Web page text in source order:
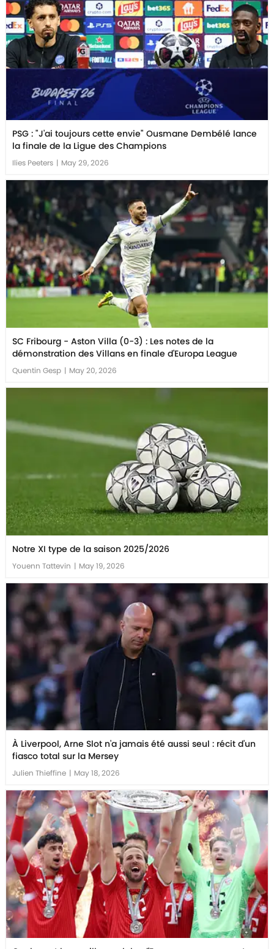
PSG : "J'ai toujours cette envie" Ousmane Dembélé lance
la finale de la Ligue des Champions
Ilies Peeters | May 29, 2026
SC Fribourg - Aston Villa (0-3) : Les notes de la
démonstration des Villans en finale d'Europa League
Quentin Gesp | May 20, 2026
Notre XI type de la saison 2025/2026
Youenn Tattevin | May 19, 2026
À Liverpool, Arne Slot n'a jamais été aussi seul : récit d'un
fiasco total sur la Mersey
Julien Thieffine | May 18, 2026